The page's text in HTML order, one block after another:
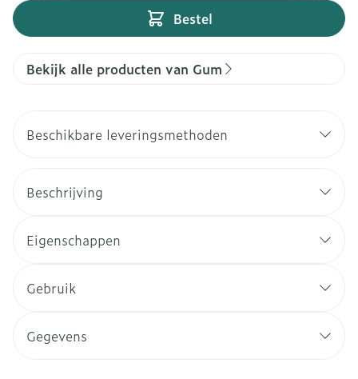
Bestel
Bekijk alle producten van Gum
Beschikbare leveringsmethoden
Beschrijving
Eigenschappen
Gebruik
Gegevens